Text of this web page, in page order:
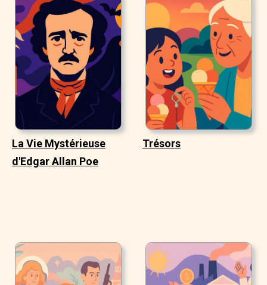
La Vie Mystérieuse
d'Edgar Allan Poe
Trésors